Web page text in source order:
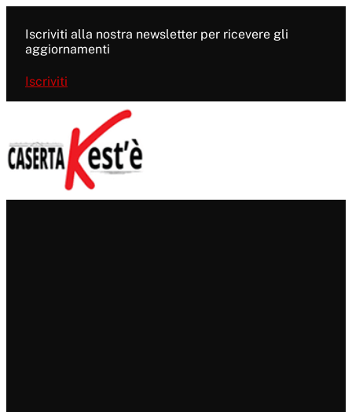
contenuto
Iscriviti alla nostra newsletter per ricevere gli
aggiornamenti
Iscriviti